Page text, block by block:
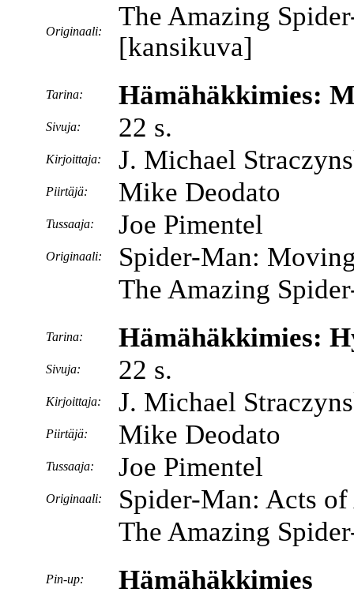
Originaali:
The Amazing
[kansikuva]
Tarina: Hämähäkkimies:
Sivuja: 22 s.
Kirjoittaja: J. Michael
Piirtäjä: Mike Deodato
Tussaaja: Joe Pimentel
Originaali:
Spider-Man:
The Amazing
Tarina: Hämähäkkimies:
Sivuja: 22 s.
Kirjoittaja: J. Michael
Piirtäjä: Mike Deodato
Tussaaja: Joe Pimentel
Originaali:
Spider-Man: Acts
The Amazing
Pin-up: Hämähäkkimies